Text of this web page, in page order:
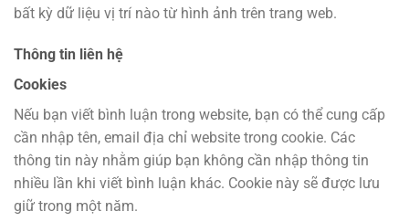
bất kỳ dữ liệu vị trí nào từ hình ảnh trên trang web.
Thông tin liên hệ
Cookies
Nếu bạn viết bình luận trong website, bạn có thể cung cấp
cần nhập tên, email địa chỉ website trong cookie. Các
thông tin này nhằm giúp bạn không cần nhập thông tin
nhiều lần khi viết bình luận khác. Cookie này sẽ được lưu
giữ trong một năm.